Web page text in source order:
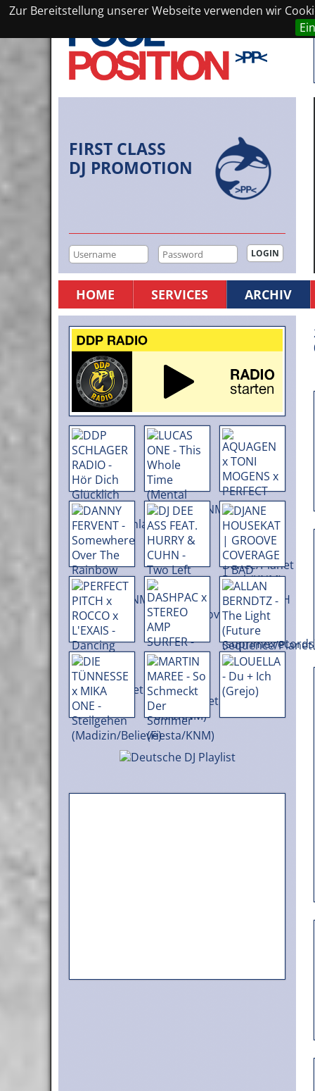
Zur Bereitstellung unserer Webseite verwenden wir
FIRST CLASS
DJ PROMOTION
HOME SERVICES ARCHIV